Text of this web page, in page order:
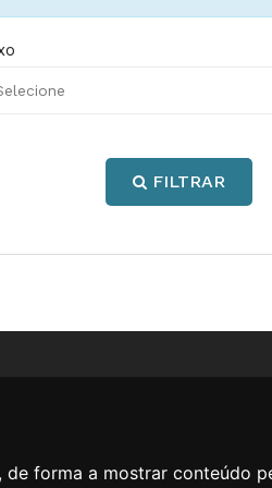
forma a mostrar conteúdo
FILTRAR